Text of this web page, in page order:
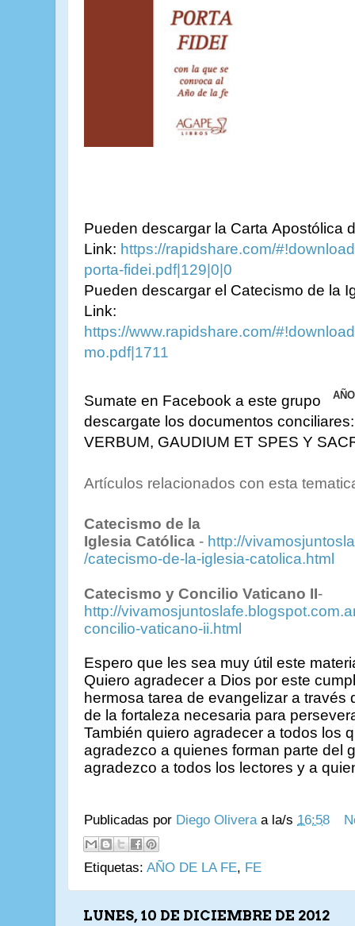
Pueden descargar la Carta Apostólica
Link: https://rapidshare.com/
porta-fidei.pdf|129|0|0
Pueden descargar el Catecismo de la
Link:
https://www.rapidshare.com/
mo.pdf|1711
Sumate en Facebook a este grupo
descargate los documentos
VERBUM, GAUDIUM ET SPES Y
Artículos relacionados con esta
Catecismo de la
Iglesia Católica - http://
/catecismo-de-la-iglesia-catolica.html
Catecismo y Concilio Vaticano II-
http://
concilio-vaticano-ii.html
Espero que les sea muy útil este
Quiero agradecer a Dios por este
hermosa tarea de evangelizar a través
de la fortaleza necesaria para
También quiero agradecer a todos los
agradezco a quienes forman parte del
agradezco a todos los lectores y a
Publicadas por Diego Olivera a la/s 16:58
Etiquetas: AÑO DE LA FE, FE
LUNES, 10 DE DICIEMBRE DE 2012